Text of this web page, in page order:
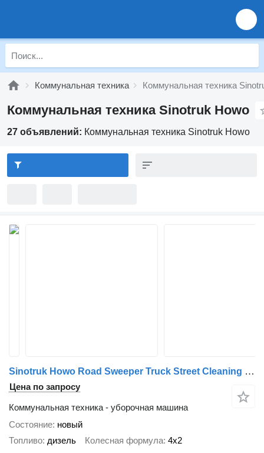
Коммунальная техника Коммунальная техника
Коммунальная техника Sinotruk Howo
27 объявлений: Коммунальная техника Sinotruk Howo
Sinotruk Howo Road Sweeper Truck Street Cleaning Sweeping Truck For Sale
Цена по запросу
Коммунальная техника - уборочная машина
Состояние новый
Топливо дизель Колесная формула 4x2